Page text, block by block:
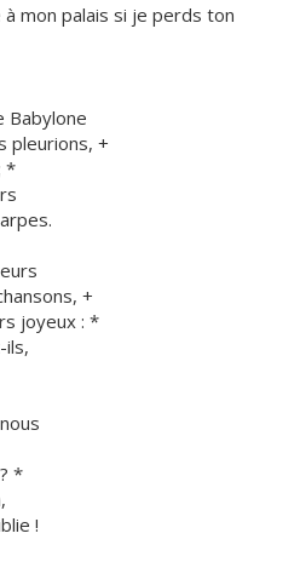
mon palais si je perds ton
Babylone
pleurions, +
*
+
joyeux : *
ils,
*
!